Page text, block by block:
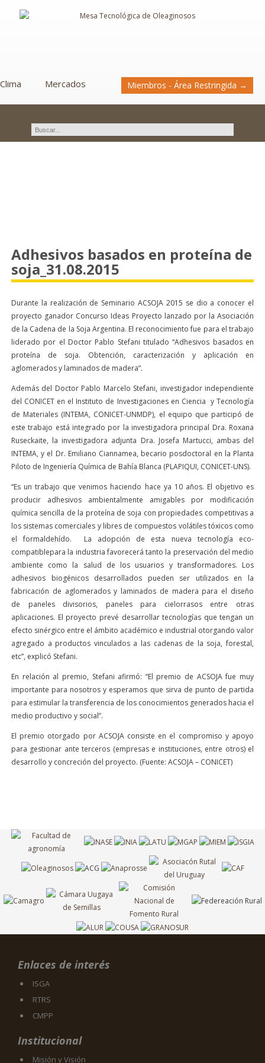
Clima Mercados Miembros - Área Restringida →
Adhesivos basados en proteína de
soja_31.08.2015
Durante la realización de Seminario ACSOJA 2015 se dio a conocer el
proyecto ganador Concurso Ideas Proyecto lanzado por la Asociación
de la Cadena de la Soja Argentina. El reconocimiento fue para el trabajo
liderado por el Doctor Pablo Stefani titulado “Adhesivos basados en
proteína de soja. Obtención, caracterización y aplicación en
aglomerados y laminados de madera”.
Además del Doctor Pablo Marcelo Stefani, investigador independiente
del CONICET en el Instituto de Investigaciones en Ciencia y Tecnología
de Materiales (INTEMA, CONICET-UNMDP), el equipo que participó de
este trabajo está integrado por la investigadora principal Dra. Roxana
Ruseckaite, la investigadora adjunta Dra. Josefa Martucci, ambas del
INTEMA, y el Dr. Emiliano Ciannamea, becario posdoctoral en la Planta
Piloto de Ingeniería Química de Bahía Blanca (PLAPIQUI, CONICET-UNS).
“Es un trabajo que venimos haciendo hace ya 10 años. El objetivo es
producir adhesivos ambientalmente amigables por modificación
química sencilla de la proteína de soja con propiedades competitivas a
los sistemas comerciales y libres de compuestos volátiles tóxicos como
el formaldehído. La adopción de esta nueva tecnología eco-
compatiblepara la industria favorecerá tanto la preservación del medio
ambiente como la salud de los usuarios y transformadores. Los
adhesivos biogénicos desarrollados pueden ser utilizados en la
fabricación de aglomerados y laminados de madera para el diseño
de paneles divisorios, paneles para cielorrasos entre otras
aplicaciones. El proyecto prevé desarrollar tecnologías que tengan un
efecto sinérgico entre el ámbito académico e industrial otorgando valor
agregado a productos vinculados a las cadenas de la soja, forestal,
etc”, explicó Stefani.
En relación al premio, Stefani afirmó: “El premio de ACSOJA fue muy
importante para nosotros y esperamos que sirva de punto de partida
para estimular la transferencia de los conocimientos generados hacia el
medio productivo y social”.
El premio otorgado por ACSOJA consiste en el compromiso y apoyo
para gestionar ante terceros (empresas e instituciones, entre otros) el
desarrollo y concreción del proyecto. (Fuente: ACSOJA – CONICET)
Enlaces de interés
ISGA
RTRS
CMPP
Institucional
Misión y Visión